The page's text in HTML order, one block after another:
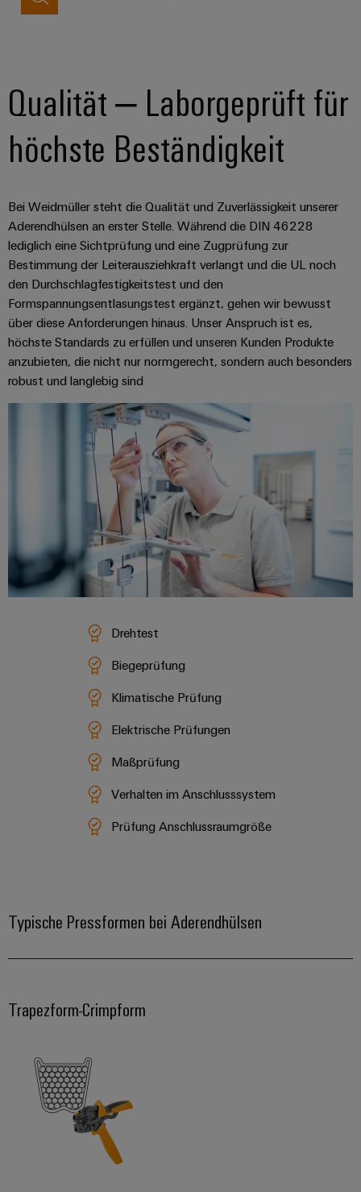
Qualität – Laborgeprüft für
höchste Beständigkeit
Bei Weidmüller steht die Qualität und Zuverlässigkeit unserer
Aderendhülsen an erster Stelle. Während die DIN 46228
lediglich eine Sichtprüfung und eine Zugprüfung zur
Bestimmung der Leiterausziehkraft verlangt und die UL noch
den Durchschlagfestigkeitstest und den
Formspannungsentlasungstest ergänzt, gehen wir bewusst
über diese Anforderungen hinaus. Unser Anspruch ist es,
höchste Standards zu erfüllen und unseren Kunden Produkte
anzubieten, die nicht nur normgerecht, sondern auch besonders
robust und langlebig sind
Drehtest
Biegeprüfung
Klimatische Prüfung
Elektrische Prüfungen
Maßprüfung
Verhalten im Anschlusssystem
Prüfung Anschlussraumgröße
Typische Pressformen bei Aderendhülsen
Trapezform-Crimpform